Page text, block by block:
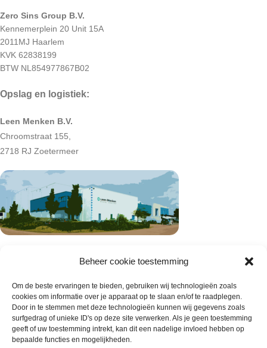
Beheer cookie toestemming
Om de beste ervaringen te bieden, gebruiken wij technologieën zoals
cookies om informatie over je apparaat op te slaan en/of te raadplegen.
Door in te stemmen met deze technologieën kunnen wij gegevens zoals
surfgedrag of unieke ID's op deze site verwerken. Als je geen toestemming
geeft of uw toestemming intrekt, kan dit een nadelige invloed hebben op
bepaalde functies en mogelijkheden.
Zero Sins Group B.V.
Kennemerplein 20 Unit 15A
2011MJ Haarlem
KVK 62838199
BTW NL854977867B02
Opslag en logistiek:
Leen Menken B.V.
Chroomstraat 155,
2718 RJ Zoetermeer